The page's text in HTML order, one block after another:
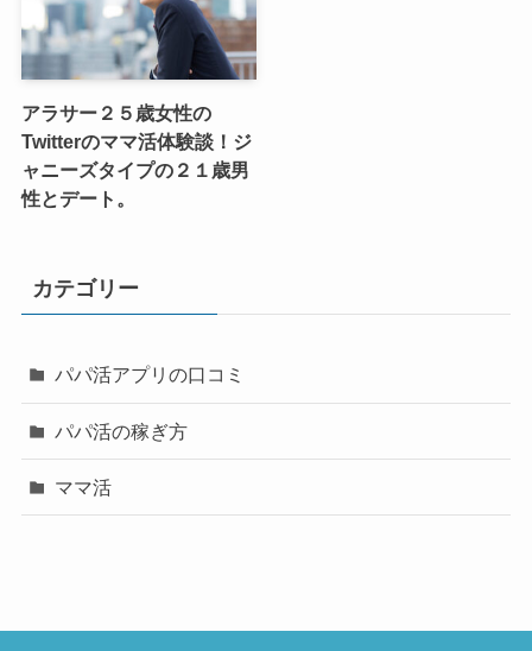
アラサー２５歳女性の
Twitterのママ活体験談！ジ
ャニーズタイプの２１歳男
性とデート。
カテゴリー
パパ活アプリの口コミ
パパ活の稼ぎ方
ママ活